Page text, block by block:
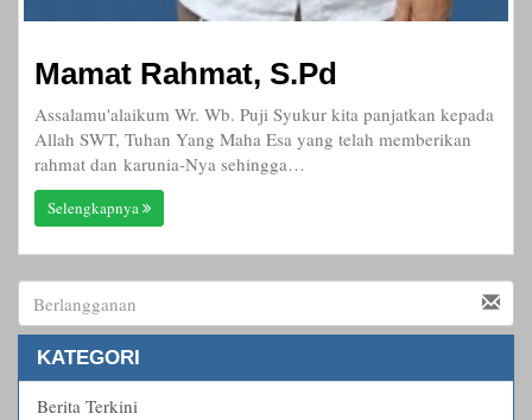
Mamat Rahmat, S.Pd
Assalamu'alaikum Wr. Wb. Puji Syukur kita panjatkan kepada
Allah SWT, Tuhan Yang Maha Esa yang telah memberikan
rahmat dan karunia-Nya sehingga…
Selengkapnya
KATEGORI
Berita Terkini